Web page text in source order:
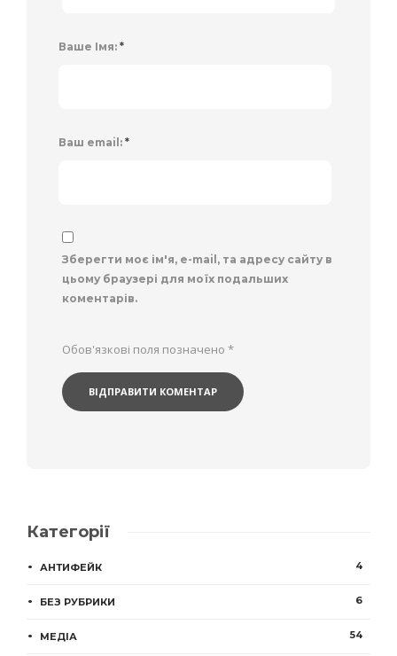
Ваше Імя: *
Ваш email: *
Зберегти моє ім'я, e-mail, та адресу сайту в
цьому браузері для моїх подальших
коментарів.
Обов'язкові поля позначено *
Категорії
АНТИФЕЙК 4
БЕЗ РУБРИКИ 6
МЕДІА 54